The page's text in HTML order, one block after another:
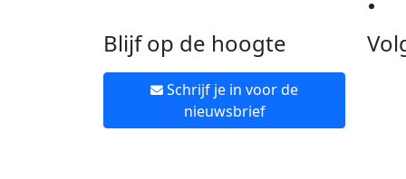
Blijf op de hoogte
Schrijf je in voor de
nieuwsbrief